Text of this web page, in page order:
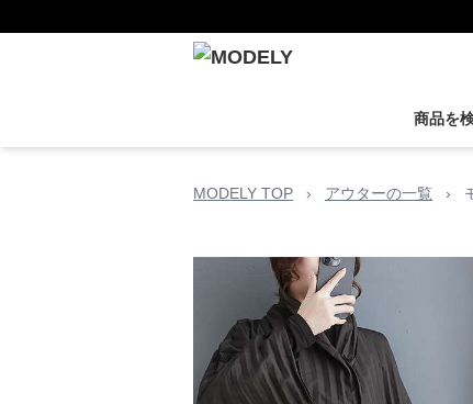
商品を
MODELY TOP › アウターの一覧 ›